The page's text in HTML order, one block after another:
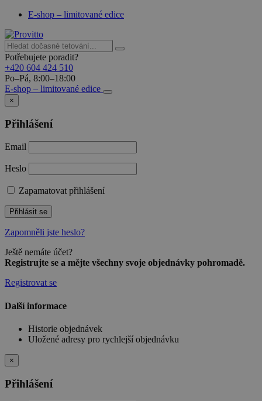
E-shop – limitované edice
Potřebujete poradit?
+420 604 424 510
Po–Pá, 8:00–18:00
E-shop – limitované edice
×
Přihlášení
Email
Heslo
Zapamatovat přihlášení
Přihlásit se
Zapomněli jste heslo?
Ještě nemáte účet?
Registrujte se a mějte všechny svoje objednávky pohromadě.
Registrovat se
Další informace
Historie objednávek
Uložené adresy pro rychlejší objednávku
×
Přihlášení